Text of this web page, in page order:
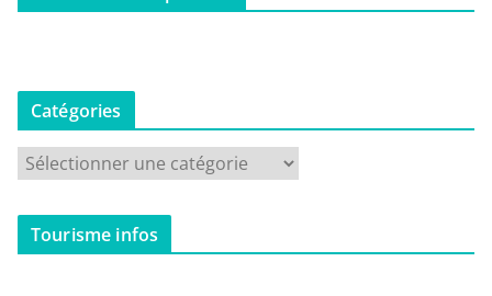
Catégories
a
t
Tourisme infos